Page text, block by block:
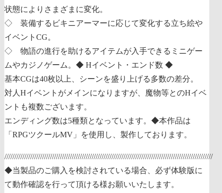
状態によりさまざまに変化。
◇ 装備するビキニアーマーに応じて変化する立ち絵や
イベントCG。
◇ 物語の進行を助けるアイテムが入手できるミニゲー
ムやカジノゲーム。 ◆ Hイベント・エンド数 ◆
基本CGは40枚以上、シーンを盛り上げる多数の差分。
対人Hイベントがメインになりますが、魔物等とのHイベ
ントも複数ございます。
エンディング数は5種類となっています。 ◆本作品は
「RPGツクールMV」を使用し、製作しております。
/////////////////////////////////////////////////////////////////////////////////////////////////////////
◆当製品のご購入を検討されている場合、必ず体験版に
て動作確認を行って頂ける様お願いいたします。